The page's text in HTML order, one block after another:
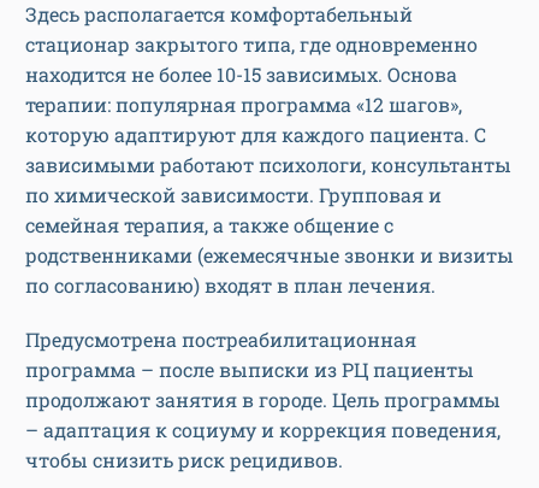
Здесь располагается комфортабельный
стационар закрытого типа, где одновременно
находится не более 10-15 зависимых. Основа
терапии: популярная программа «12 шагов»,
которую адаптируют для каждого пациента. С
зависимыми работают психологи, консультанты
по химической зависимости. Групповая и
семейная терапия, а также общение с
родственниками (ежемесячные звонки и визиты
по согласованию) входят в план лечения.
Предусмотрена постреабилитационная
программа – после выписки из РЦ пациенты
продолжают занятия в городе. Цель программы
– адаптация к социуму и коррекция поведения,
чтобы снизить риск рецидивов.